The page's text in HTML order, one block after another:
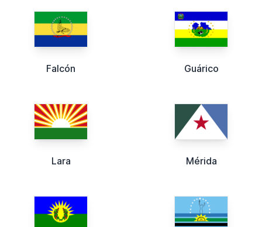
Falcón Guárico
Lara Mérida